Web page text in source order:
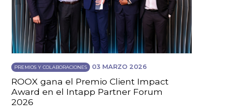
PREMIOS Y COLABORACIONES 03 MARZO 2026
ROOX gana el Premio Client Impact
Award en el Intapp Partner Forum
2026